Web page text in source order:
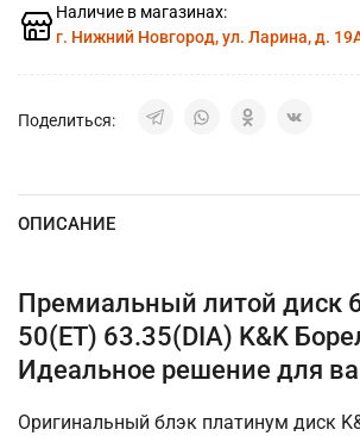
Наличие в магазинах:
г. Нижний Новгород, ул. Ларина, д.
Поделиться:
ОПИСАНИЕ
Премиальный литой диск
50(ET) 63.35(DIA) K&K
Идеальное решение для
Оригинальный блэк платинум диск